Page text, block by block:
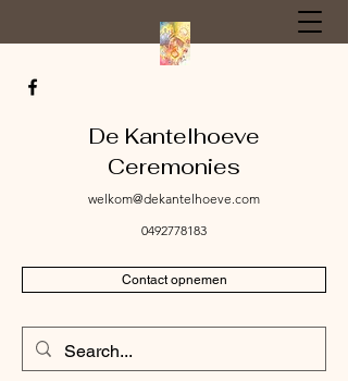
De Kantelhoeve
Ceremonies
welkom@dekantelhoeve.com
0492778183
Contact opnemen